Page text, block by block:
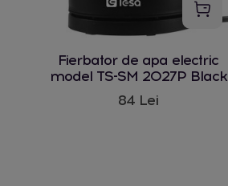
Fierbator de apa electric
model TS-SM 2027P Black
84 Lei